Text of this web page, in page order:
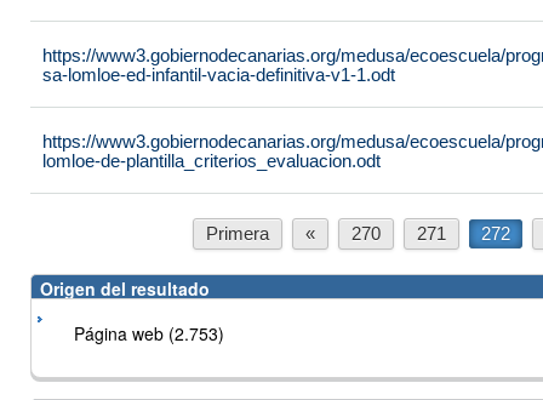
https://www3.gobiernodecanarias.org/medusa/ecoescuela/
sa-lomloe-ed-infantil-vacia-definitiva-v1-1.odt
https://www3.gobiernodecanarias.org/medusa/ecoescuela/
lomloe-de-plantilla_criterios_evaluacion.odt
Primera « 270 271 272
Origen del resultado
Página web (2.753)